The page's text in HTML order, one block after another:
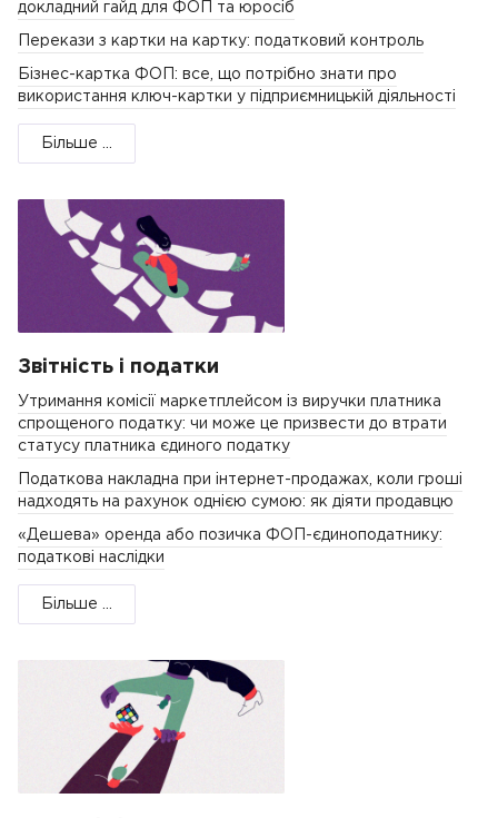
докладний гайд для ФОП та юросіб
Перекази з картки на картку: податковий контроль
Бізнес-картка ФОП: все, що потрібно знати про
використання ключ-картки у підприємницькій діяльності
Більше ...
Звітність і податки
Утримання комісії маркетплейсом із виручки платника
спрощеного податку: чи може це призвести до втрати
статусу платника єдиного податку
Податкова накладна при інтернет-продажах, коли гроші
надходять на рахунок однією сумою: як діяти продавцю
«Дешева» оренда або позичка ФОП-єдиноподатнику:
податкові наслідки
Більше ...